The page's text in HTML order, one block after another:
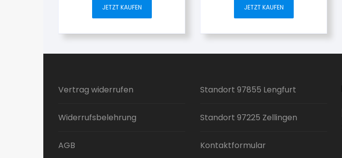
JETZT KAUFEN JETZT KAUFEN
Vertrag widerrufen
Widerrufsbelehrung
AGB
Standort 97855 Lengfurt
Standort 97225 Zellingen
Kontaktformular